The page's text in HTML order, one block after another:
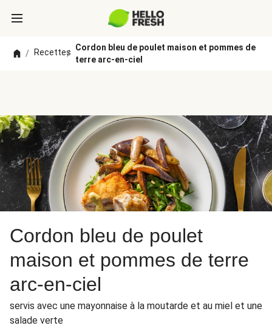
/ Recettes
/
Cordon bleu de poulet maison et pommes de
terre arc-en-ciel
Cordon bleu de poulet
maison et pommes de terre
arc-en-ciel
servis avec une mayonnaise à la moutarde et au miel et une
salade verte